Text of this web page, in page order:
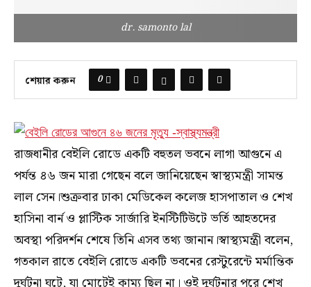
dr. samonto lal
শেয়ার করুন 0
রাজধানীর বেইলি রোডে একটি বহুতল ভবনে লাগা আগুনে এ
পর্যন্ত ৪৬ জন মারা গেছেন বলে জানিয়েছেন স্বাস্থ্যমন্ত্রী সামন্ত
লাল সেন।শুক্রবার ঢাকা মেডিকেল কলেজ হাসপাতাল ও শেখ
হাসিনা বার্ন ও প্লাস্টিক সার্জারি ইনস্টিটিউটে ভর্তি আহতদের
অবস্থা পরিদর্শন শেষে তিনি এসব তথ্য জানান।স্বাস্থ্যমন্ত্রী বলেন,
গতকাল রাতে বেইলি রোডে একটি ভবনের রেস্টুরেন্টে মর্মান্তিক